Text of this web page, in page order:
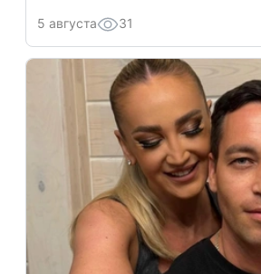
5 августа 31